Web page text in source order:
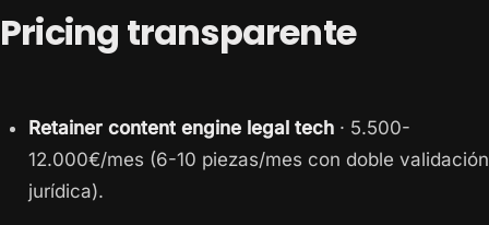
Pricing transparente
Retainer content engine legal tech · 5.500-
12.000€/mes (6-10 piezas/mes con doble validación
jurídica).